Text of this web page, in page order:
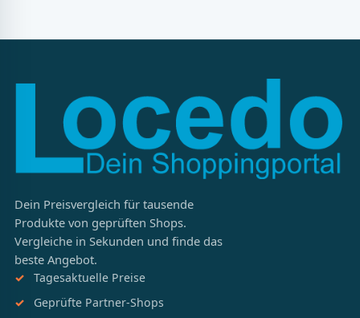
Dein Preisvergleich für tausende
Produkte von geprüften Shops.
Vergleiche in Sekunden und finde das
beste Angebot.
Tagesaktuelle Preise
Geprüfte Partner-Shops